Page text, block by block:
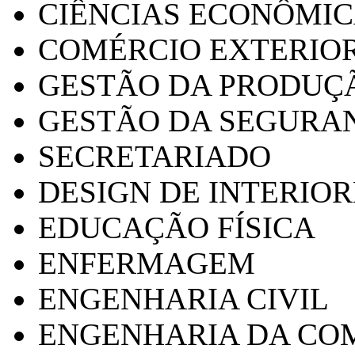
CIÊNCIAS
COMÉRCIO
GESTÃO DA
GESTÃO DA
SECRETARIADO
DESIGN DE
EDUCAÇÃO FÍSICA
ENFERMAGEM
ENGENHARIA CIVIL
ENGENHARIA DA